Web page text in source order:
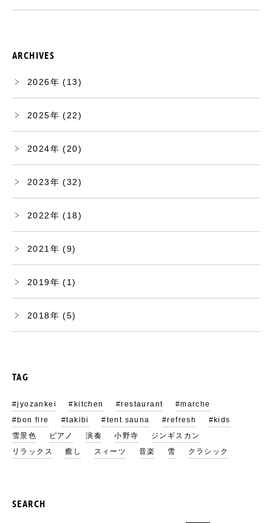
ARCHIVES
2026 (13)
2025 (22)
2024 (20)
2023 (32)
2022 (18)
2021 (9)
2019 (1)
2018 (5)
TAG
#jyozankei #kitchen #restaurant
#marche
#bon fire
#takibi #tent sauna #refresh
#kids
雪景色
ピアノ 演奏 小野寺
ジンギスカン
リラックス
癒し スィーツ 音楽 雪 クラシック
SEARCH